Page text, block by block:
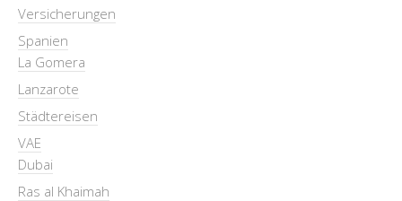
Versicherungen
Spanien
La Gomera
Lanzarote
Städtereisen
VAE
Dubai
Ras al Khaimah